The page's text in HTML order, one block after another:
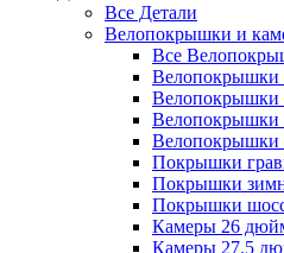
Все Детали
Велопокрышки и
Все
Велопокрышки
Велопокрышки
Велопокрышки
Велопокрышки
Покрышки
Покрышки
Покрышки
Камеры 26
Камеры 27.5